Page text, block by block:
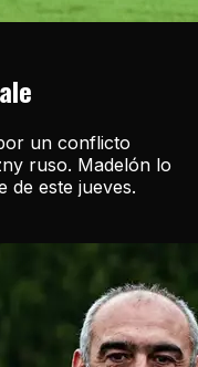
un conflicto
ruso. Madelón lo
de este jueves.